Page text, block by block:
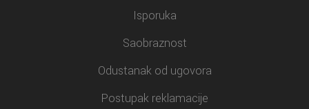
Isporuka
Saobraznost
Odustanak od ugovora
Postupak reklamacije